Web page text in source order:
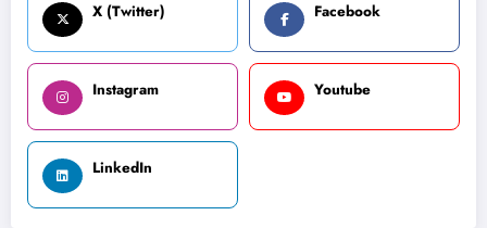
X (Twitter) Facebook
Instagram Youtube
LinkedIn